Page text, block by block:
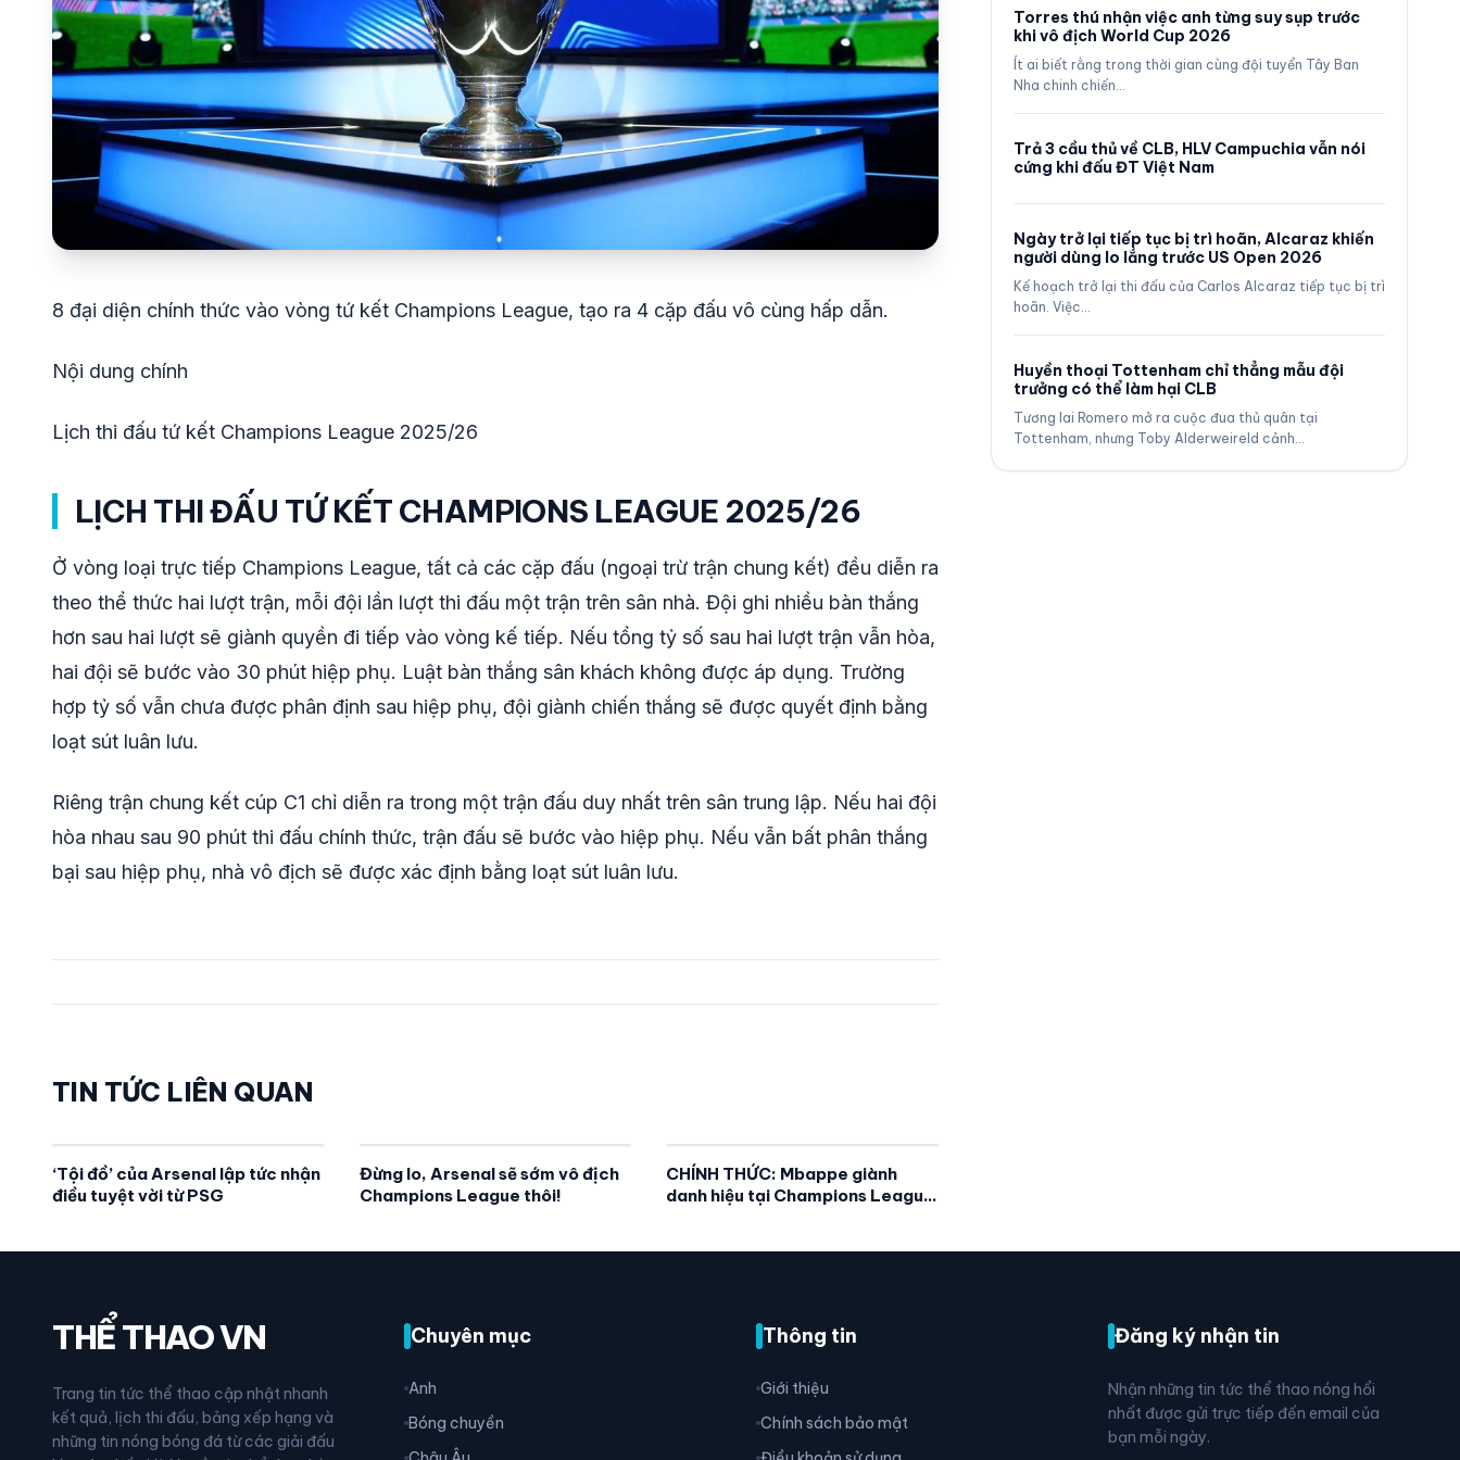
8 đại diện chính thức vào vòng tứ kết Champions League, tạo ra 4 cặp đấu vô cùng hấp dẫn.
Nội dung chính
Lịch thi đấu tứ kết Champions League 2025/26
LỊCH THI ĐẤU TỨ KẾT CHAMPIONS LEAGUE 2025/26
Ở vòng loại trực tiếp Champions League, tất cả các cặp đấu (ngoại trừ trận chung kết) đều diễn ra
theo thể thức hai lượt trận, mỗi đội lần lượt thi đấu một trận trên sân nhà. Đội ghi nhiều bàn thắng
hơn sau hai lượt sẽ giành quyền đi tiếp vào vòng kế tiếp. Nếu tổng tỷ số sau hai lượt trận vẫn hòa,
hai đội sẽ bước vào 30 phút hiệp phụ. Luật bàn thắng sân khách không được áp dụng. Trường
hợp tỷ số vẫn chưa được phân định sau hiệp phụ, đội giành chiến thắng sẽ được quyết định bằng
loạt sút luân lưu.
Riêng trận chung kết cúp C1 chỉ diễn ra trong một trận đấu duy nhất trên sân trung lập. Nếu hai đội
hòa nhau sau 90 phút thi đấu chính thức, trận đấu sẽ bước vào hiệp phụ. Nếu vẫn bất phân thắng
bại sau hiệp phụ, nhà vô địch sẽ được xác định bằng loạt sút luân lưu.
TIN TỨC LIÊN QUAN
‘Tội đồ’ của Arsenal lập tức nhận
điều tuyệt vời từ PSG
Đừng lo, Arsenal sẽ sớm vô địch
Champions League thôi!
CHÍNH THỨC: Mbappe giành
danh hiệu tại Champions League
Torres thú nhận việc anh từng suy sụp trước
khi vô địch World Cup 2026
Ít ai biết rằng trong thời gian cùng đội tuyển Tây Ban
Nha chinh chiến…
Trả 3 cầu thủ về CLB, HLV Campuchia vẫn nói
cứng khi đấu ĐT Việt Nam
Ngày trở lại tiếp tục bị trì hoãn, Alcaraz khiến
người dùng lo lắng trước US Open 2026
Kế hoạch trở lại thi đấu của Carlos Alcaraz tiếp tục bị trì
hoãn. Việc…
Huyền thoại Tottenham chỉ thẳng mẫu đội
trưởng có thể làm hại CLB
Tương lai Romero mở ra cuộc đua thủ quân tại
Tottenham, nhưng Toby Alderweireld cảnh…
THỂ THAO VN
Trang tin tức thể thao cập nhật nhanh
kết quả, lịch thi đấu, bảng xếp hạng và
những tin nóng bóng đá từ các giải đấu
Chuyên mục
Anh
Bóng chuyền
Thông tin
Giới thiệu
Chính sách bảo mật
Đăng ký nhận tin
Nhận những tin tức thể thao nóng hổi
nhất được gửi trực tiếp đến email của
bạn mỗi ngày.